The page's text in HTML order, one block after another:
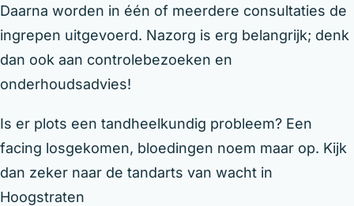
Daarna worden in één of meerdere consultaties de
ingrepen uitgevoerd. Nazorg is erg belangrijk; denk
dan ook aan controlebezoeken en
onderhoudsadvies!
Is er plots een tandheelkundig probleem? Een
facing losgekomen, bloedingen noem maar op. Kijk
dan zeker naar de tandarts van wacht in
Hoogstraten